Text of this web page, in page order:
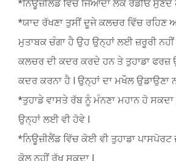
*ਨਿਊਜ਼ੀਲੈਂਡ ਵਿੱਚ ਜਿਆਦਾ ਲੋਕ ਰੇਡੀਓ ਸੁਣਦੇ
*ਯਾਦ ਰੱਖਣਾ ਤੁਸੀਂ ਦੂਜੇ ਕਲਚਰ ਵਿੱਚ ਰਹਿਣ
ਮੁਤਾਬਕ ਚੰਗਾ ਹੈ ਉਹ ਉਨ੍ਹਾਂ ਲਈ ਜ਼ਰੂਰੀ
ਕਲਚਰ ਦੀ ਕਦਰ ਕਰਦੇ ਹਨ ਤੇ ਤੁਹਾਡਾ ਫਰਜ਼
ਕਦਰ ਕਰਨਾ ਹੈ l ਉਨ੍ਹਾਂ ਦਾ ਮਖੌਲ ਉਡਾਉਣਾ
*ਤੁਹਾਡੇ ਵਾਸਤੇ ਰੱਬ ਨੂੰ ਮੰਨਣਾ ਮਹਾਨ ਹੋ ਸਕਦਾ
ਉਨ੍ਹਾਂ ਲਈ ਵੀ ਹੋਵੇ l
*ਨਿਊਜ਼ੀਲੈਂਡ ਵਿੱਚ ਕੋਈ ਵੀ ਤੁਹਾਡਾ
ਕੋਲ ਨਹੀਂ ਰੱਖ ਸਕਦਾ l